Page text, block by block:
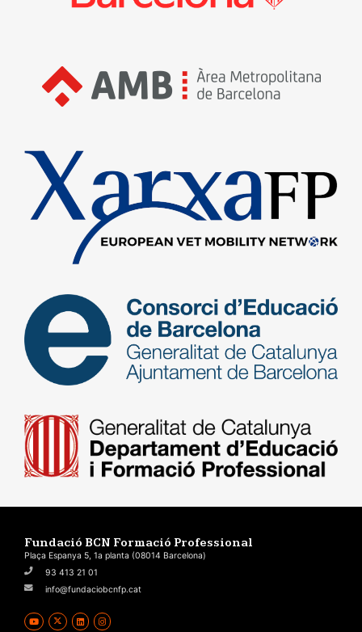
Fundació BCN Formació Professional
Plaça Espanya 5, 1a planta (08014 Barcelona)
93 413 21 01
info@fundaciobcnfp.cat